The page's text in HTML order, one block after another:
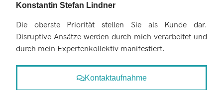
Konstantin Stefan Lindner
Die oberste Priorität stellen Sie als Kunde dar.
Disruptive Ansätze werden durch mich verarbeitet und
durch mein Expertenkollektiv manifestiert.
Kontaktaufnahme